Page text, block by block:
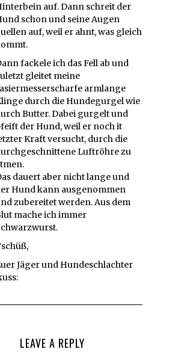
auf. Dann schreit der
schon und seine Augen
auf, weil er ahnt, was gleich
fackele ich das Fell ab und
gleitet meine
armlange
durch die Hundegurgel wie
Butter. Dabei gurgelt und
der Hund, weil er noch it
Kraft versucht, durch die
Luftröhre zu
dauert aber nicht lange und
Hund kann ausgenommen
zubereitet werden. Aus dem
mache ich immer
Jäger und Hundeschlachter
LEAVE A REPLY